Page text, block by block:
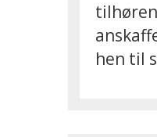
hen til